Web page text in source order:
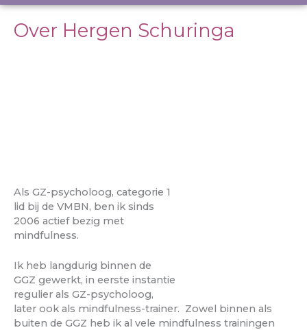
Over Hergen Schuringa
Als GZ-psycholoog, categorie 1
lid bij de VMBN, ben ik sinds
2006 actief bezig met
mindfulness.
Ik heb langdurig binnen de
GGZ gewerkt, in eerste instantie
regulier als GZ-psycholoog,
later ook als mindfulness-trainer. Zowel binnen als
buiten de GGZ heb ik al vele mindfulness trainingen